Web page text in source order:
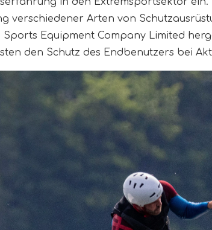
verschiedener Arten von
Sports Equipment Company Limited
den Schutz des Endbenutzers bei